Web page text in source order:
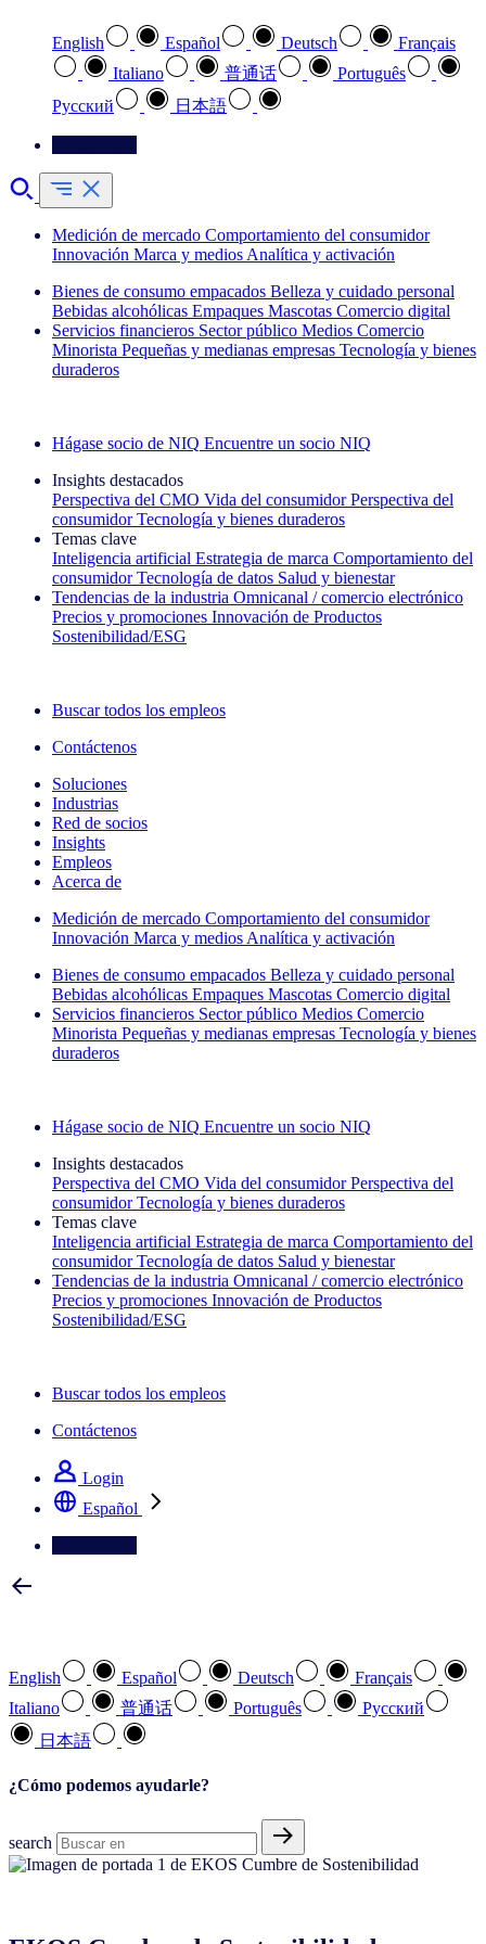
English Español Deutsch
Français
Italiano
普通话
Português
Pусский
日本語
Medición de mercado Comportamiento del consumidor
Innovación Marca y medios Analítica y activación
Bienes de consumo empacados Belleza y cuidado personal
Bebidas alcohólicas Empaques Mascotas Comercio digital
Servicios financieros Sector público Medios Comercio
Minorista Pequeñas y medianas empresas Tecnología y bienes
duraderos
Hágase socio de NIQ Encuentre un socio NIQ
Insights destacados
Perspectiva del CMO Vida del consumidor Perspectiva del
consumidor Tecnología y bienes duraderos
Temas clave
Inteligencia artificial Estrategia de marca Comportamiento del
consumidor Tecnología de datos Salud y bienestar
Tendencias de la industria Omnicanal / comercio electrónico
Precios y promociones Innovación de Productos
Sostenibilidad/ESG
Buscar todos los empleos
Contáctenos
Soluciones
Industrias
Red de socios
Insights
Empleos
Acerca de
Medición de mercado Comportamiento del consumidor
Innovación Marca y medios Analítica y activación
Bienes de consumo empacados Belleza y cuidado personal
Bebidas alcohólicas Empaques Mascotas Comercio digital
Servicios financieros Sector público Medios Comercio
Minorista Pequeñas y medianas empresas Tecnología y bienes
duraderos
Hágase socio de NIQ Encuentre un socio NIQ
Insights destacados
Perspectiva del CMO Vida del consumidor Perspectiva del
consumidor Tecnología y bienes duraderos
Temas clave
Inteligencia artificial Estrategia de marca Comportamiento del
consumidor Tecnología de datos Salud y bienestar
Tendencias de la industria Omnicanal / comercio electrónico
Precios y promociones Innovación de Productos
Sostenibilidad/ESG
Buscar todos los empleos
Contáctenos
Login
Español
English Español Deutsch
Français
Italiano
普通话 Português
Pусский
日本語
¿Cómo podemos ayudarle?
search